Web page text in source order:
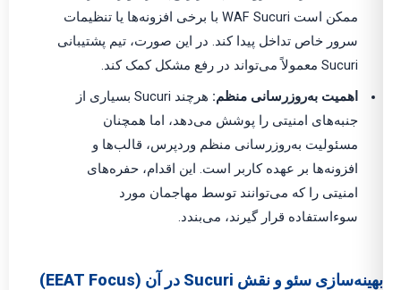
ممکن است WAF Sucuri با برخی افزونه‌ها یا تنظیمات
سرور خاص تداخل پیدا کند. در این صورت، تیم پشتیبانی
Sucuri معمولاً می‌تواند در رفع مشکل کمک کند.
اهمیت به‌روزرسانی منظم:
هرچند Sucuri بسیاری از
جنبه‌های امنیتی را پوشش می‌دهد، اما همچنان
مسئولیت به‌روزرسانی منظم وردپرس، قالب‌ها و
افزونه‌ها بر عهده کاربر است. این اقدام، حفره‌های
امنیتی را که می‌توانند توسط مهاجمان مورد
سوءاستفاده قرار گیرند، می‌بندد.
بهینه‌سازی سئو و نقش Sucuri در آن (EEAT Focus)